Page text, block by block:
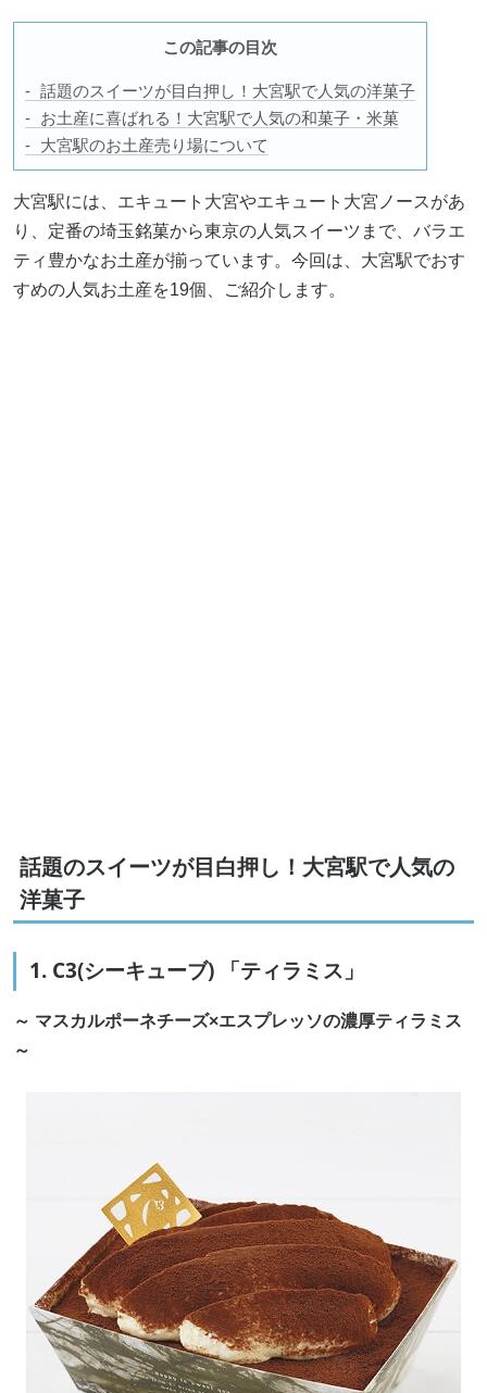
この記事の目次
話題のスイーツが目白押し！大宮駅で人気の洋菓子
お土産に喜ばれる！大宮駅で人気の和菓子・米菓
大宮駅のお土産売り場について
大宮駅には、エキュート大宮やエキュート大宮ノースがあ
り、定番の埼玉銘菓から東京の人気スイーツまで、バラエ
ティ豊かなお土産が揃っています。今回は、大宮駅でおす
すめの人気お土産を19個、ご紹介します。
話題のスイーツが目白押し！大宮駅で人気の
洋菓子
1. C3(シーキューブ) 「ティラミス」
～ マスカルポーネチーズ×エスプレッソの濃厚ティラミス
～